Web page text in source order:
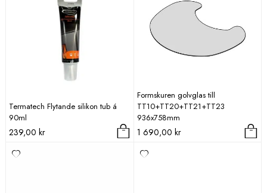
Termatech Flytande silikon tub á
90ml
239,00 kr
Formskuren golvglas till
TT10+TT20+TT21+TT23
936x758mm
1 690,00 kr